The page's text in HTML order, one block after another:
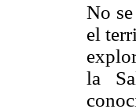
No
el
la